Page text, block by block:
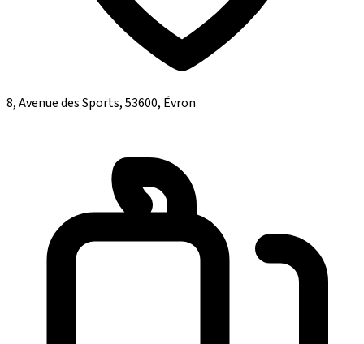
8, Avenue des Sports, 53600, Évron